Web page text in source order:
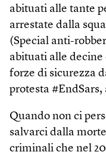
abituati alle tante
arrestate dalla
(Special anti-
abituati alle decine
forze di sicurezza
protesta
Quando non ci
salvarci dalla
criminali che nel